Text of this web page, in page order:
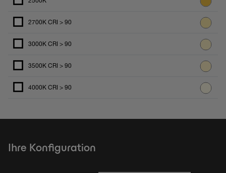
2700K CRI > 90
3000K CRI > 90
3500K CRI > 90
4000K CRI > 90
Ihre Konfiguration